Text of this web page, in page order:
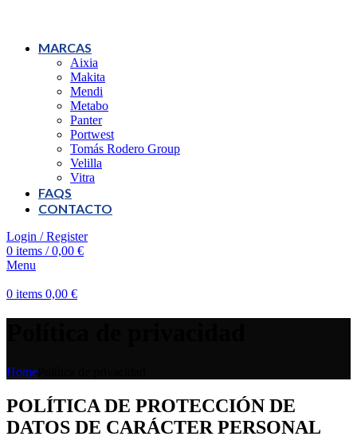
MARCAS
Aixia
Makita
Mendi
Metabo
Panter
Portwest
Tomás Rodero Group
Velilla
Vitra
FAQS
CONTACTO
Login / Register
0 items / 0,00 €
Menu
0 items 0,00 €
Home
POLÍTICA DE PROTECCIÓN DE
DATOS DE CARÁCTER PERSONAL